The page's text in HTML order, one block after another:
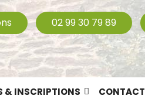
02 99 30 79 89
& INSCRIPTIONS CONTACT